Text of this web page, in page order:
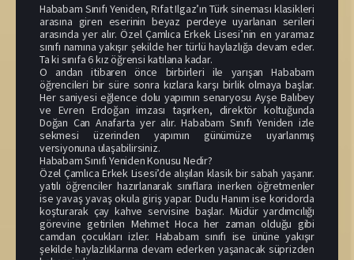
Hababam Sınıfı Yeniden, Rıfat Ilgaz’ın Türk sineması klasikleri
arasına giren eserinin beyaz perdeye uyarlanan serileri
arasında yer alır. Özel Çamlıca Erkek Lisesi’nin en yaramaz
sınıfı namına yakışır şekilde her türlü haylazlığa devam eder.
Ta ki sınıfa 6 kız öğrensi katılana kadar.
O andan itibaren önce birbirleri ile yarışan Hababam
öğrencileri bir süre sonra kızlara karşı birlik olmaya başlar.
Her saniyesi eğlence dolu yapımın senaryosu Ayşe Balıbey
ve Evren Erdoğan imzası taşırken, direktör koltuğunda
Doğan Can Anafarta yer alır. Hababam Sınıfı Yeniden izle
sekmesi üzerinden yapımın günümüze uyarlanmış
versiyonuna ulaşabilirsiniz.
Hababam Sınıfı Yeniden Konusu Nedir?
Özel Çamlıca Erkek Lisesi’de alışılan klasik bir sabah yaşanır.
yatılı öğrenciler hazırlanarak sınıflara inerken öğretmenler
ise yavaş yavaş okula giriş yapar. Dudu Hanım ise koridorda
koşturarak çay kahve servisine başlar. Müdür yardımcılığı
görevine getirilen Mehmet Hoca her zaman olduğu gibi
camdan çocukları izler. Hababam sınıfı ise ününe yakışır
şekilde haylazlıklarına devam ederken yaşanacak süprizden